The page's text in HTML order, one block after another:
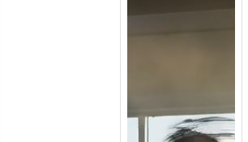
Transformez n'importe quelle photo en une